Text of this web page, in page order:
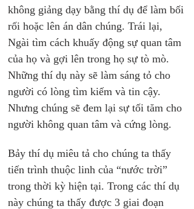
không giảng dạy bằng thí dụ để làm bối
rối hoặc lên án dân chúng. Trái lại,
Ngài tìm cách khuấy động sự quan tâm
của họ và gợi lên trong họ sự tò mò.
Những thí dụ này sẽ làm sáng tỏ cho
người có lòng tìm kiếm và tin cậy.
Nhưng chúng sẽ đem lại sự tối tăm cho
người không quan tâm và cứng lòng.
Bảy thí dụ miêu tả cho chúng ta thấy
tiến trình thuộc linh của “nước trời”
trong thời kỳ hiện tại. Trong các thí dụ
này chúng ta thấy được 3 giai đoạn